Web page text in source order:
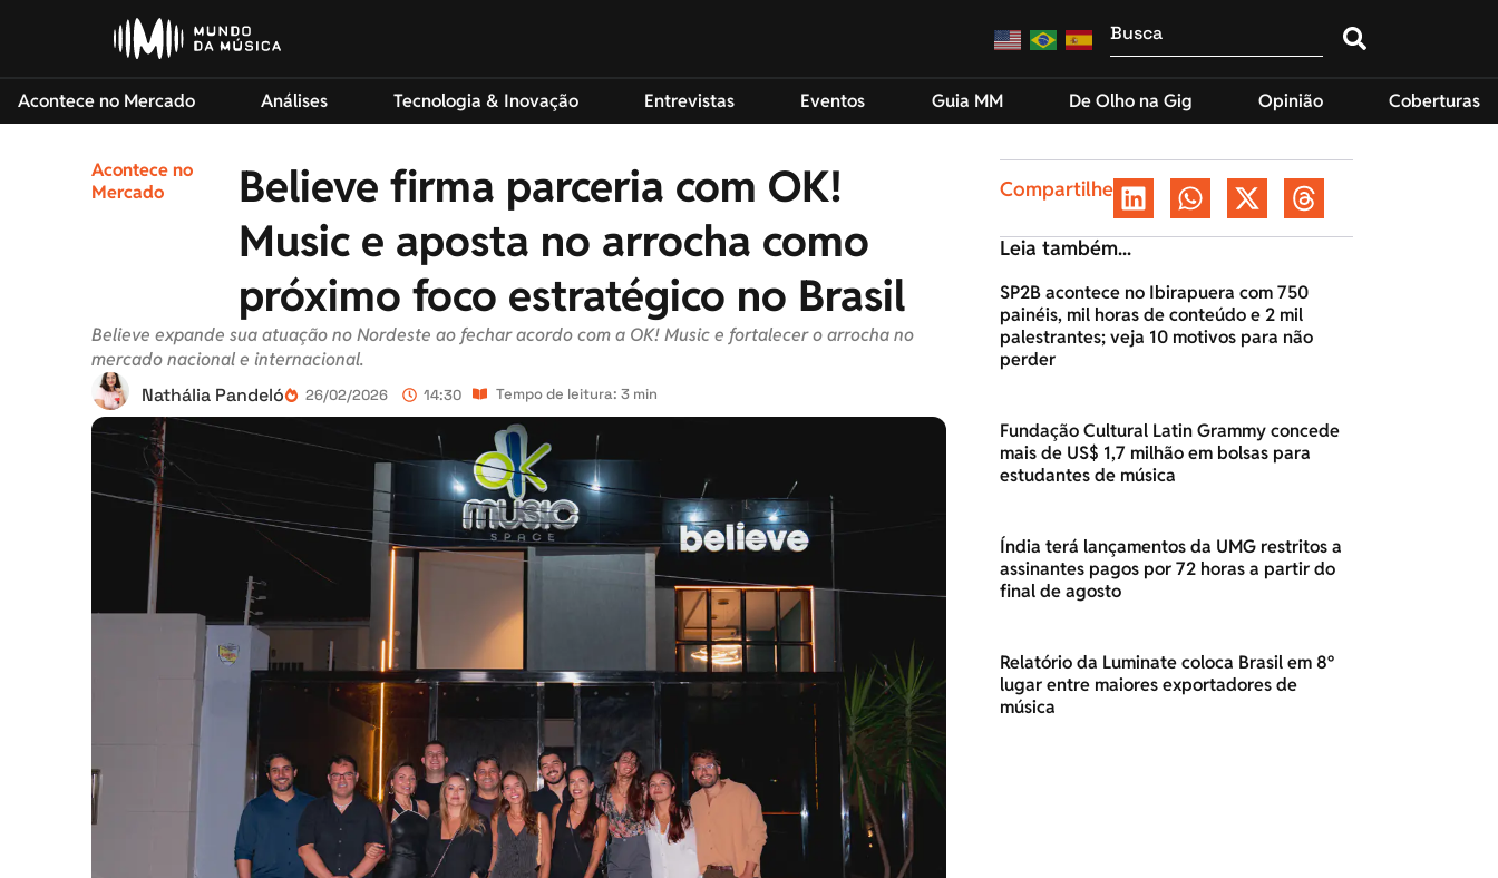
Acontece no Mercado Análises Tecnologia & Inovação Entrevistas Eventos Guia MM De Olho na Gig Opinião Coberturas
Acontece no
Mercado
Believe firma parceria com OK!
Music e aposta no arrocha como
próximo foco estratégico no Brasil
Believe expande sua atuação no Nordeste ao fechar acordo com a OK! Music e fortalecer o arrocha no
mercado nacional e internacional.
Nathália Pandeló
26/02/2026 14:30 Tempo de leitura: 3 min
Compartilhe
Leia também...
SP2B acontece no Ibirapuera com 750
painéis, mil horas de conteúdo e 2 mil
palestrantes; veja 10 motivos para não
perder
Fundação Cultural Latin Grammy concede
mais de US$ 1,7 milhão em bolsas para
estudantes de música
Índia terá lançamentos da UMG restritos a
assinantes pagos por 72 horas a partir do
final de agosto
Relatório da Luminate coloca Brasil em 8º
lugar entre maiores exportadores de
música